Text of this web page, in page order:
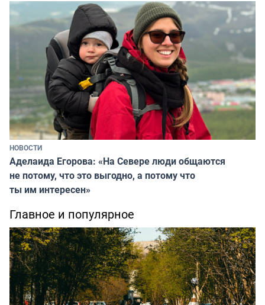
НОВОСТИ
Аделаида Егорова: «На Севере люди общаются
не потому, что это выгодно, а потому что
ты им интересен»
Главное и популярное